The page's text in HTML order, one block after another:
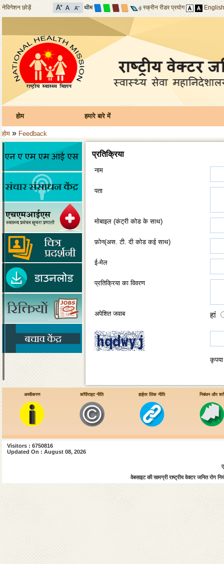
नेविगेशन छोड़ें थीम स्क्रीन रीडर प्रयोग English
होम हमारे बारे में
होम » Feedback
प्रतिक्रिया
नाम
पता
मोबाइल (कंट्री कोड के साथ)
फ़ोन(अस. टी. दी कोड कई साथ)
ई-मेल
प्रतिक्रिया का विवरण
अपेशित जवाब हां
अस्वीकरण कॉपीराइट नीति हाईपर लिंक नीति निबंधन और शर्तें
Visitors : 6750816
Updated On : August 08, 2026
वेबसाइट की सामग्री राष्ट्रीय वेक्टर जनित रोग